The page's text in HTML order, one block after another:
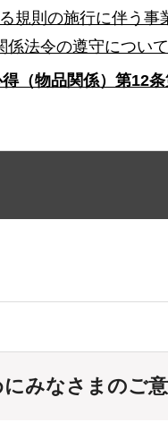
規則の施行に伴う
係法令の遵守について
得（物品関係）第12
みなさまのご